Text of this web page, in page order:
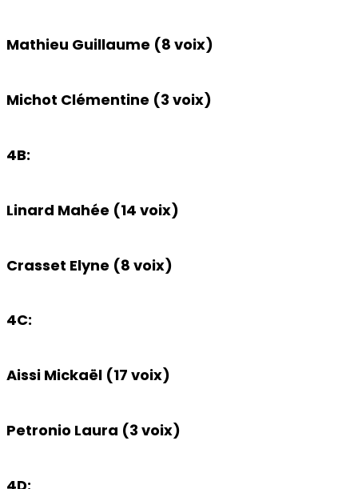
Mathieu Guillaume (8 voix)
Michot Clémentine (3 voix)
4B:
Linard Mahée (14 voix)
Crasset Elyne (8 voix)
4C:
Aissi Mickaël (17 voix)
Petronio Laura (3 voix)